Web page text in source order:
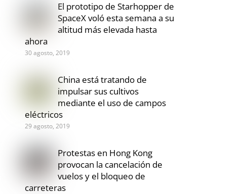
El prototipo de Starhopper de
SpaceX voló esta semana a su
altitud más elevada hasta
ahora
30 agosto, 2019
China está tratando de
impulsar sus cultivos
mediante el uso de campos
eléctricos
29 agosto, 2019
Protestas en Hong Kong
provocan la cancelación de
vuelos y el bloqueo de
carreteras